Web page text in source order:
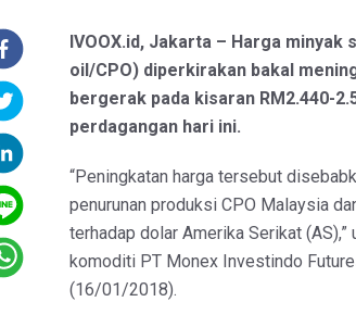
IVOOX.id, Jakarta – Harga minyak
oil/CPO) diperkirakan bakal
bergerak pada kisaran RM2.440-
perdagangan hari ini.
“Peningkatan harga tersebut
penurunan produksi CPO Malaysia
terhadap dolar Amerika Serikat (AS),”
komoditi PT Monex Investindo
(16/01/2018).